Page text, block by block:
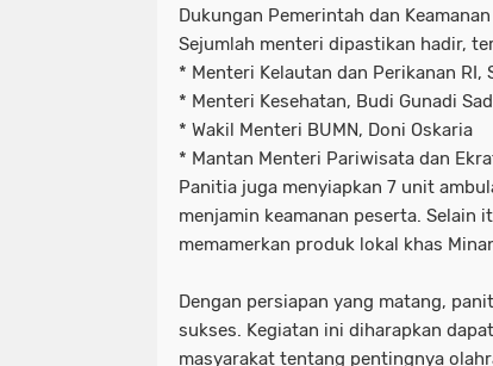
Dukungan Pemerintah dan
Sejumlah menteri dipastikan hadir,
* Menteri Kelautan dan Perikanan RI,
* Menteri Kesehatan, Budi Gunadi
* Wakil Menteri BUMN, Doni Oskaria
* Mantan Menteri Pariwisata dan
Panitia juga menyiapkan 7 unit
menjamin keamanan peserta. Selain
memamerkan produk lokal khas
Dengan persiapan yang matang,
sukses. Kegiatan ini diharapkan
masyarakat tentang pentingnya